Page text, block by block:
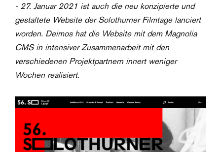
- 27. Januar 2021 ist auch die neu konzipierte und
gestaltete Website der Solothurner Filmtage lanciert
worden. Deimos hat die Website mit dem Magnolia
CMS in intensiver Zusammenarbeit mit den
verschiedenen Projektpartnern innert weniger
Wochen realisiert.